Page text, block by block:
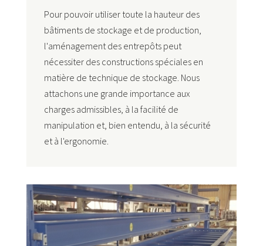
Pour pouvoir utiliser toute la hauteur des
bâtiments de stockage et de production,
l'aménagement des entrepôts peut
nécessiter des constructions spéciales en
matière de technique de stockage. Nous
attachons une grande importance aux
charges admissibles, à la facilité de
manipulation et, bien entendu, à la sécurité
et à l'ergonomie.